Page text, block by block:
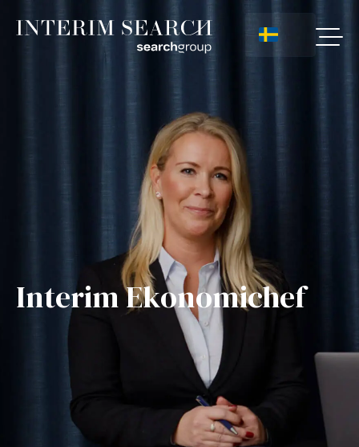
Interim Ekonomichef